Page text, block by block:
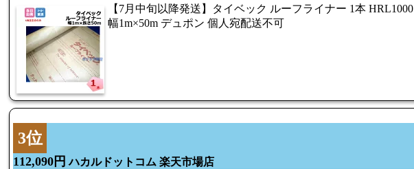
【7月中旬以降発送】タイベック ルーフライナー 1本 HRL1000
幅1m×50m デュポン 個人宛配送不可
3位
112,090円 ハカルドットコム 楽天市場店